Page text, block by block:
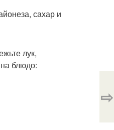
сахар и
лук,
блюдо:
⇨